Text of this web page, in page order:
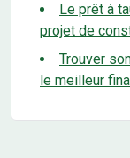
Le prêt à
projet de
Trouver
le meilleur